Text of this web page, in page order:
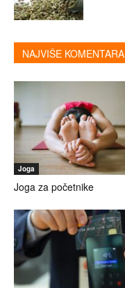
NAJVIŠE KOMENTARA
Joga
Joga za početnike